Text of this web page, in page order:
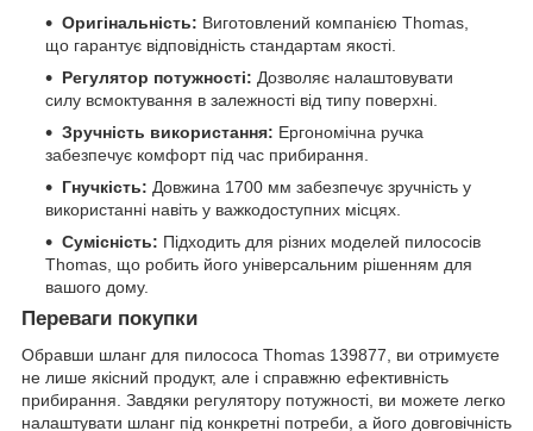
Оригінальність: Виготовлений компанією Thomas,
що гарантує відповідність стандартам якості.
Регулятор потужності: Дозволяє налаштовувати
силу всмоктування в залежності від типу поверхні.
Зручність використання: Ергономічна ручка
забезпечує комфорт під час прибирання.
Гнучкість: Довжина 1700 мм забезпечує зручність у
використанні навіть у важкодоступних місцях.
Сумісність: Підходить для різних моделей пилососів
Thomas, що робить його універсальним рішенням для
вашого дому.
Переваги покупки
Обравши шланг для пилососа Thomas 139877, ви отримуєте
не лише якісний продукт, але і справжню ефективність
прибирання. Завдяки регулятору потужності, ви можете легко
налаштувати шланг під конкретні потреби, а його довговічність